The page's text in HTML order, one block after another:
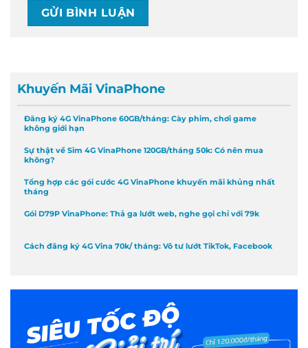
Khuyến Mãi VinaPhone
Đăng ký 4G VinaPhone 60GB/tháng: Cày phim, chơi game
không giới hạn
Sự thật về Sim 4G VinaPhone 120GB/tháng 50k: Có nên mua
không?
Tổng hợp các gói cước 4G VinaPhone khuyến mãi khủng nhất
tháng
Gói D79P VinaPhone: Thả ga lướt web, nghe gọi chỉ với 79k
Cách đăng ký 4G Vina 70k/ tháng: Vô tư lướt TikTok, Facebook